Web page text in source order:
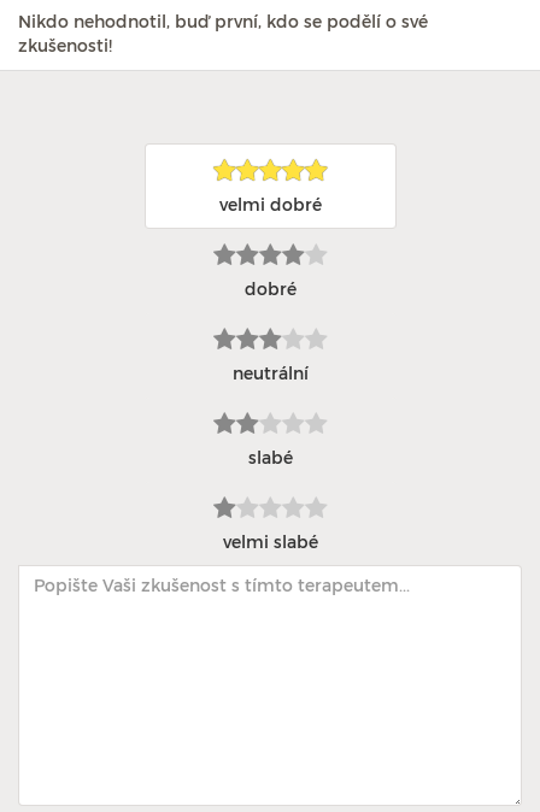
Nikdo nehodnotil, buď první, kdo se podělí o své
zkušenosti!
velmi dobré
dobré
neutrální
slabé
velmi slabé